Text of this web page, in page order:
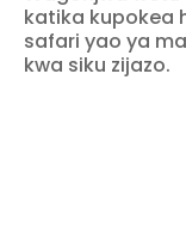
katika kupokea
safari yao ya
kwa siku zijazo.